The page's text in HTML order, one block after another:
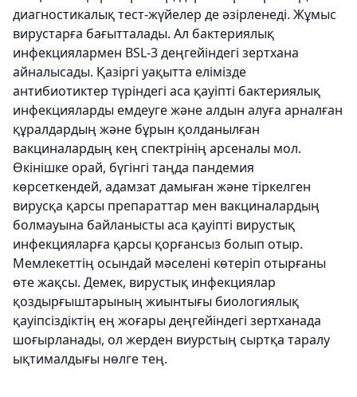
диагностикалық тест-жүйелер де әзірленеді. Жұмыс
вирустарға бағытталады. Ал бактериялық
инфекциялармен BSL-3 деңгейіндегі зертхана
айналысады. Қазіргі уақытта елімізде
антибиотиктер түріндегі аса қауіпті бактериялық
инфекцияларды емдеуге және алдын алуға арналған
құралдардың және бұрын қолданылған
вакциналардың кең спектрінің арсеналы мол.
Өкінішке орай, бүгінгі таңда пандемия
көрсеткендей, адамзат дамыған және тіркелген
вирусқа қарсы препараттар мен вакциналардың
болмауына байланысты аса қауіпті вирустық
инфекцияларға қарсы қорғансыз болып отыр.
Мемлекеттің осындай мәселені көтеріп отырғаны
өте жақсы. Демек, вирустық инфекциялар
қоздырғыштарының жиынтығы биологиялық
қауіпсіздіктің ең жоғары деңгейіндегі зертханада
шоғырланады, ол жерден виурстың сыртқа таралу
ықтималдығы нөлге тең.